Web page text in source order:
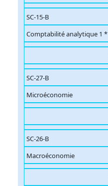
SC-15-B
Comptabilité analytique 1 *
SC-27-B
Microéconomie
SC-26-B
Macroéconomie